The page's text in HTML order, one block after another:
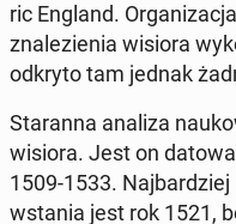
ric England.
zna­le­zie­nia wisiora
odkryto tam jednak
Sta­ran­na analiza
wisiora. Jest on
1509-1533.
wsta­nia jest rok 1521,